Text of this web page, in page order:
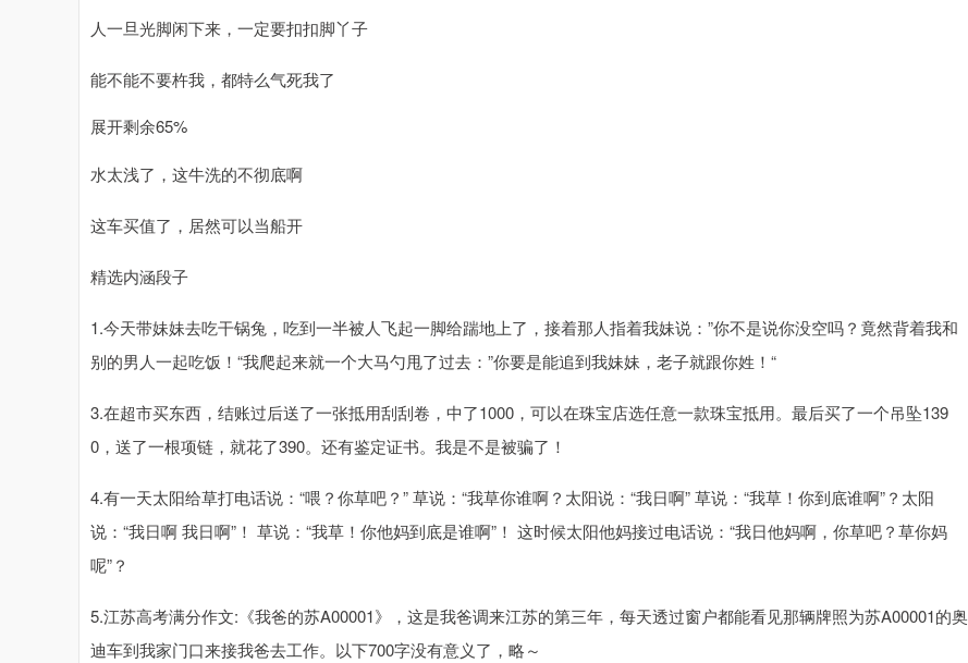
人一旦光脚闲下来，一定要扣扣脚丫子
能不能不要杵我，都特么气死我了
展开剩余65%
水太浅了，这牛洗的不彻底啊
这车买值了，居然可以当船开
精选内涵段子
1.今天带妹妹去吃干锅兔，吃到一半被人飞起一脚给踹地上了，接着那人指着我妹说：”你不是说你没空吗？竟然背着我和
别的男人一起吃饭！“我爬起来就一个大马勺甩了过去：”你要是能追到我妹妹，老子就跟你姓！“
3.在超市买东西，结账过后送了一张抵用刮刮卷，中了1000，可以在珠宝店选任意一款珠宝抵用。最后买了一个吊坠139
0，送了一根项链，就花了390。还有鉴定证书。我是不是被骗了！
4.有一天太阳给草打电话说：“喂？你草吧？” 草说：“我草你谁啊？太阳说：“我日啊” 草说：“我草！你到底谁啊”？太阳
说：“我日啊 我日啊”！ 草说：“我草！你他妈到底是谁啊”！ 这时候太阳他妈接过电话说：“我日他妈啊，你草吧？草你妈
呢”？
5.江苏高考满分作文:《我爸的苏A00001》，这是我爸调来江苏的第三年，每天透过窗户都能看见那辆牌照为苏A00001的奥
迪车到我家门口来接我爸去工作。以下700字没有意义了，略～